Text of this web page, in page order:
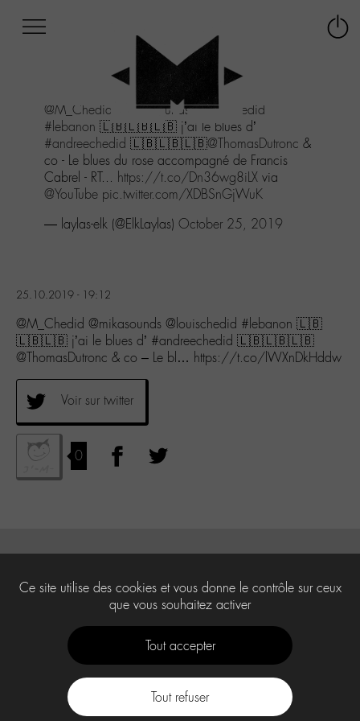
au
menu
Aller
au
contenu
Aller
@M_Chedid @mikasounds @louischedid
#lebanon 🇱🇧🇱🇧🇱🇧 j’ai le blues d’
#andreechedid 🇱🇧🇱🇧🇱🇧@ThomasDutronc &
co - Le blues du rose accompagné de Francis
Cabrel - RT... https://t.co/Dn36wg8iLX via
@YouTube pic.twitter.com/XDBSnGjWuK
— laylas-elk (@ElkLaylas) October 25, 2019
25.10.2019 - 19:12
@M_Chedid @mikasounds @louischedid #lebanon 🇱🇧
🇱🇧🇱🇧 j’ai le blues d’ #andreechedid 🇱🇧🇱🇧🇱🇧
@ThomasDutronc & co – Le bl… https://t.co/lWXnDkHddw
Voir sur twitter
0
Ce site utilise des cookies et vous donne le contrôle sur ceux
que vous souhaitez activer
Tout accepter
Tout refuser